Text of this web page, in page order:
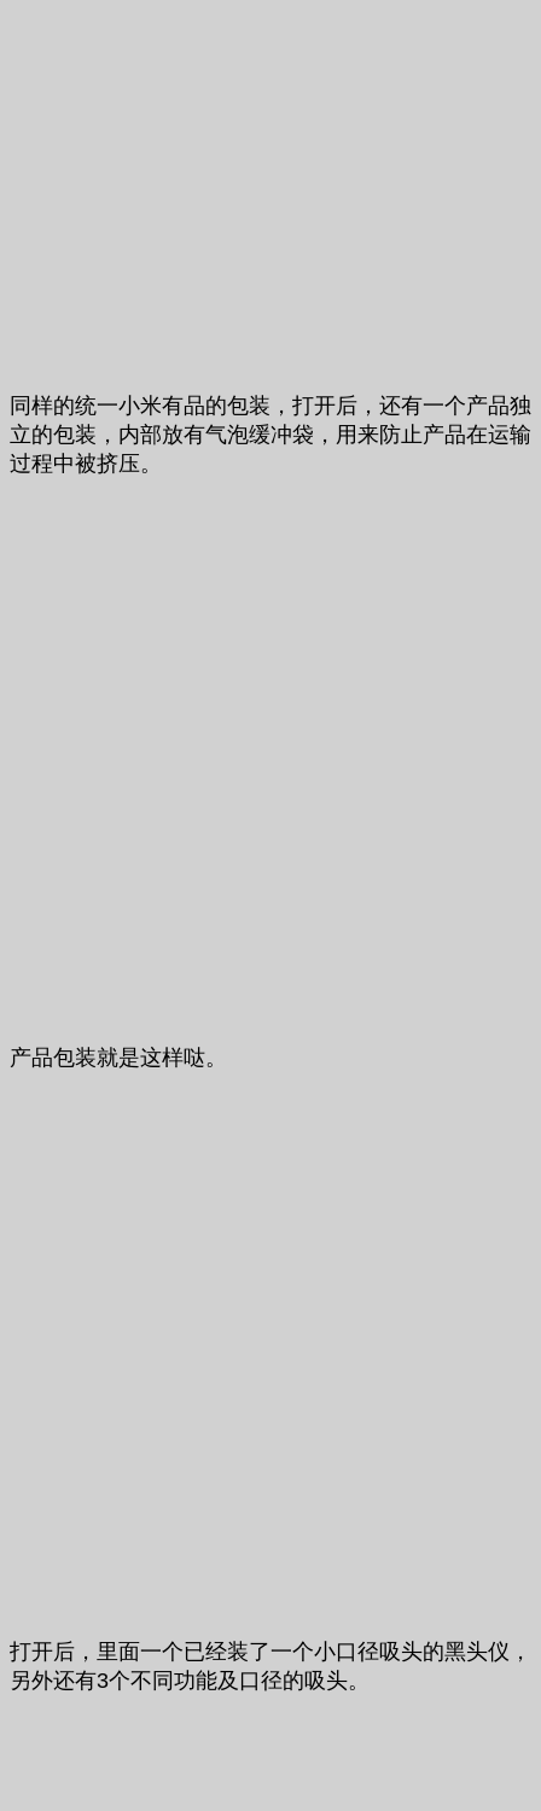
同样的统一小米有品的包装，打开后，还有一个产品独
立的包装，内部放有气泡缓冲袋，用来防止产品在运输
过程中被挤压。
产品包装就是这样哒。
打开后，里面一个已经装了一个小口径吸头的黑头仪，
另外还有3个不同功能及口径的吸头。